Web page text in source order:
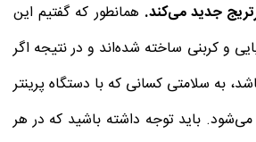
جدید می‌کند. همانطور که گفتیم این
و کربنی ساخته شده‌اند و در نتیجه اگر
به سلامتی کسانی که با دستگاه پرینتر
باید توجه داشته باشید که در هر